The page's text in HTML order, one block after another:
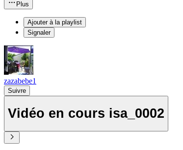
Plus
Ajouter à la playlist
Signaler
zazabebe1
Suivre
Vidéo en cours isa_0002